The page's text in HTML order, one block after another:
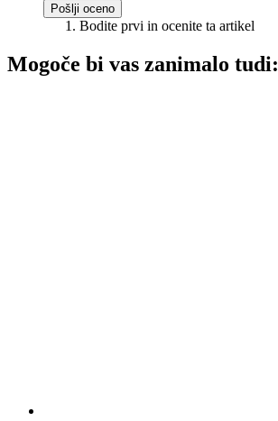
Pošlji oceno
Bodite prvi in ocenite ta artikel
Mogoče bi vas zanimalo tudi: